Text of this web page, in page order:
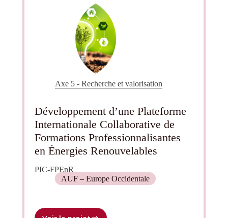
Axe 5 - Recherche et valorisation
Développement d’une Plateforme
Internationale Collaborative de
Formations Professionnalisantes
en Énergies Renouvelables
PIC-FPEnR
AUF – Europe Occidentale